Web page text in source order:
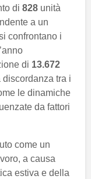
di 828 unità
a un
confrontano i
di 13.672
discordanza tra i
le dinamiche
da fattori
come un
a causa
estiva e della